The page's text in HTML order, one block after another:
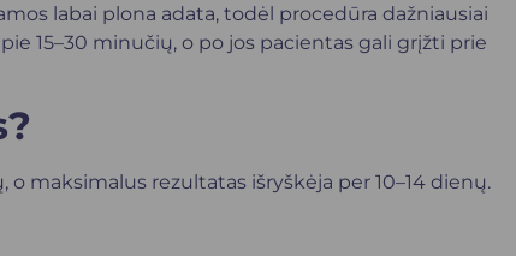
labai plona adata, todėl procedūra dažniausiai
15–30 minučių, o po jos pacientas gali grįžti prie
maksimalus rezultatas išryškėja per 10–14 dienų.